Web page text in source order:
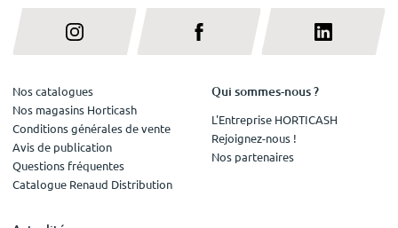
Nos catalogues
Nos magasins Horticash
Conditions générales de vente
Avis de publication
Questions fréquentes
Catalogue Renaud Distribution
Qui sommes-nous ?
L'Entreprise HORTICASH
Rejoignez-nous !
Nos partenaires